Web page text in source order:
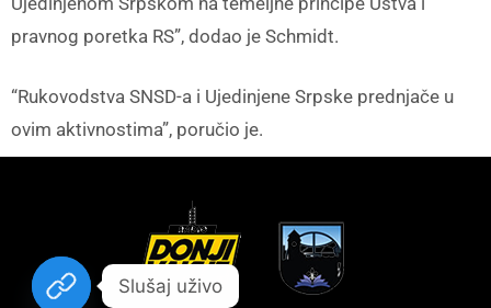
pravnog poretka RS”, dodao je Schmidt.
“Rukovodstva SNSD-a i Ujedinjene Srpske prednjače u
ovim aktivnostima”, poručio je.
Slušaj uživo